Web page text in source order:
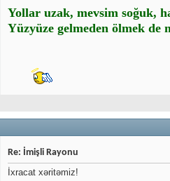
Yollar uzak, mevsim soğuk,
Yüzyüze gelmeden ölmek de
Re: İmişli Rayonu
İxracat xəritəmiz!